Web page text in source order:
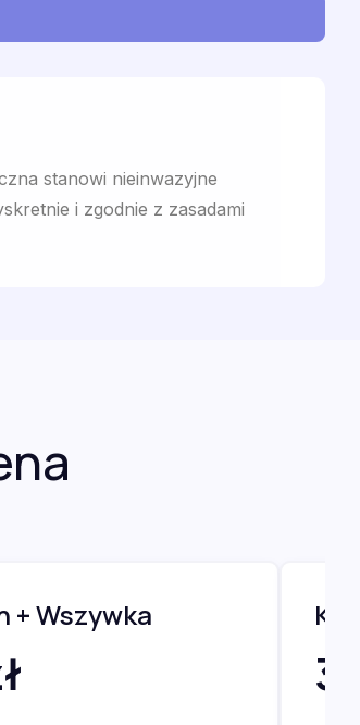
stanowi nieinwazyjne
i zgodnie z zasadami
+ Wszywka